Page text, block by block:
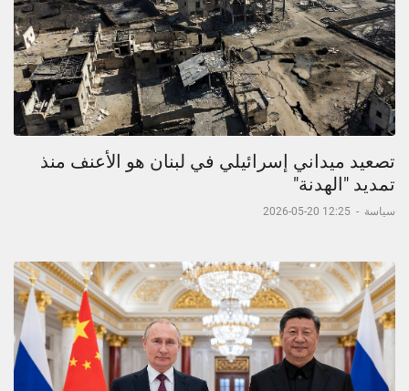
تصعيد ميداني إسرائيلي في لبنان هو الأعنف منذ
تمديد "الهدنة"
سياسة -
12:25 20-05-2026